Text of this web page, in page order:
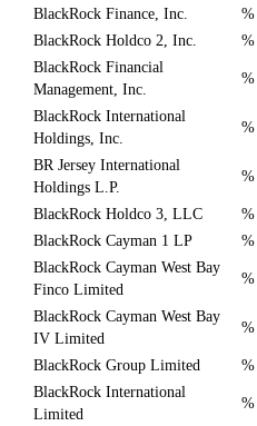
BlackRock Finance, Inc. %
BlackRock Holdco 2, Inc.
%
BlackRock Financial
Management, Inc.
%
BlackRock International
Holdings, Inc.
%
BR Jersey International
Holdings L.P.
%
BlackRock Holdco 3, LLC %
BlackRock Cayman 1 LP
%
BlackRock Cayman West Bay
Finco Limited
%
BlackRock Cayman West Bay
IV Limited
%
BlackRock Group Limited %
BlackRock International
Limited
%